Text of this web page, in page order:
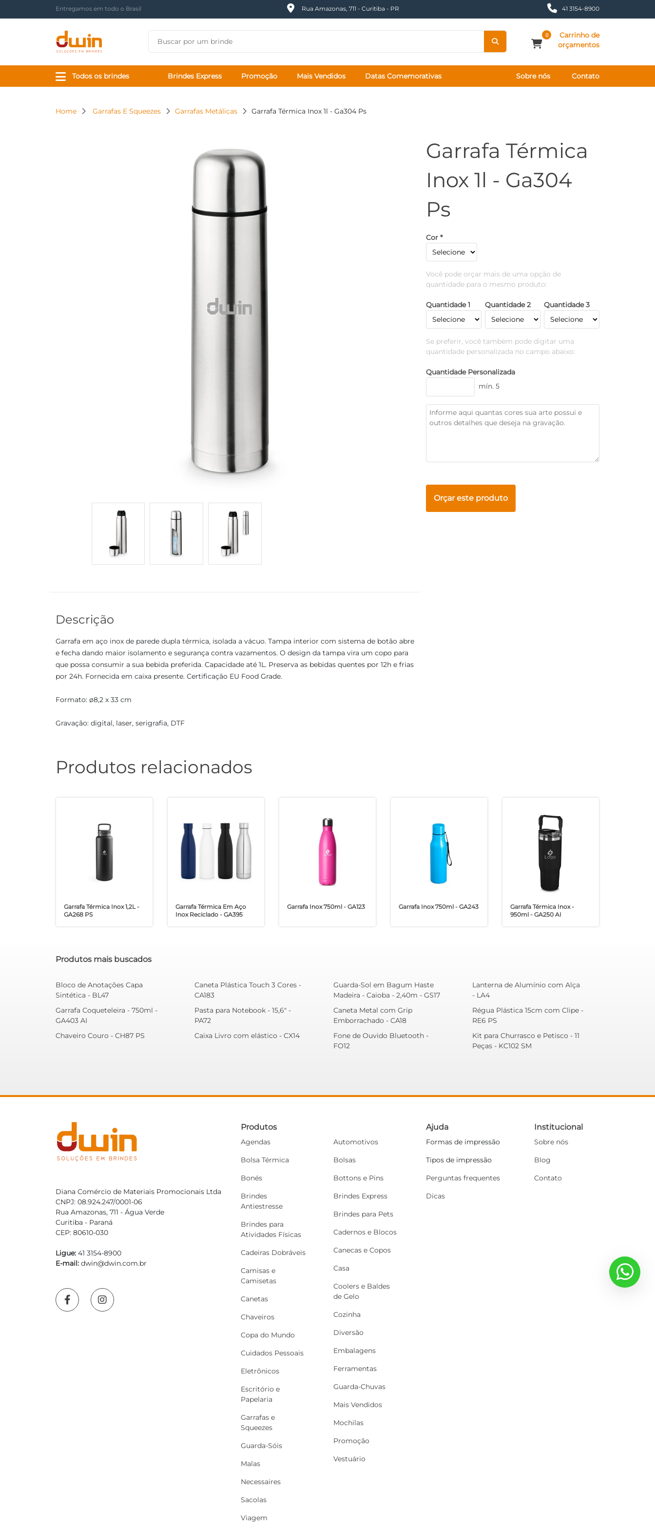
Há mais de 17 anos tornando sua marca presente Rua Amazonas, 711 - Curitiba - PR 41 3154-8900
0
Carrinho de
orçamentos
Todos os brindes Brindes Express Promoção Mais Vendidos Datas Comemorativas Sobre nós Contato
Home Garrafas E Squeezes Garrafas Metálicas Garrafa Térmica Inox 1l - Ga304 Ps
Descrição
Garrafa em aço inox de parede dupla térmica, isolada a vácuo. Tampa interior com sistema de botão abre
e fecha dando maior isolamento e segurança contra vazamentos. O design da tampa vira um copo para
que possa consumir a sua bebida preferida. Capacidade até 1L. Preserva as bebidas quentes por 12h e frias
por 24h. Fornecida em caixa presente. Certificação EU Food Grade.
Formato: ø8,2 x 33 cm
Gravação: digital, laser, serigrafia, DTF
Garrafa Térmica
Inox 1l - Ga304
Ps
Cor *
Você pode orçar mais de uma opção de
quantidade para o mesmo produto:
Quantidade 1 Quantidade 2 Quantidade 3
Se preferir, você também pode digitar uma
quantidade personalizada no campo abaixo:
Quantidade Personalizada
mín. 5
Orçar este produto
Produtos relacionados
Garrafa Térmica Inox 1,2L -
GA268 PS
Garrafa Térmica Em Aço
Inox Reciclado - GA395
Garrafa Inox 750ml - GA123 Garrafa Inox 750ml - GA243
Garrafa Térmica Inox -
950ml - GA250 AI
Produtos mais buscados
Bloco de Anotações Capa
Sintética - BL47
Garrafa Coqueteleira - 750ml -
GA403 AI
Chaveiro Couro - CH87 PS
Caneta Plástica Touch 3 Cores -
CA183
Pasta para Notebook - 15,6" -
PA72
Caixa Livro com elástico - CX14
Guarda-Sol em Bagum Haste
Madeira - Caioba - 2,40m - GS17
Caneta Metal com Grip
Emborrachado - CA18
Fone de Ouvido Bluetooth -
FO12
Lanterna de Alumínio com Alça
- LA4
Régua Plástica 15cm com Clipe -
RE6 PS
Kit para Churrasco e Petisco - 11
Peças - KC102 SM
Diana Comércio de Materiais Promocionais Ltda
CNPJ: 08.924.247/0001-06
Rua Amazonas, 711 - Água Verde
Curitiba - Paraná
CEP: 80610-030
Ligue: 41 3154-8900
E-mail: dwin@dwin.com.br
Produtos
Agendas
Bolsa Térmica
Bonés
Brindes
Antiestresse
Brindes para
Atividades Físicas
Cadeiras Dobráveis
Camisas e
Camisetas
Canetas
Chaveiros
Copa do Mundo
Cuidados Pessoais
Eletrônicos
Escritório e
Papelaria
Garrafas e
Squeezes
Guarda-Sóis
Malas
Necessaires
Sacolas
Viagem
Automotivos
Bolsas
Bottons e Pins
Brindes Express
Brindes para Pets
Cadernos e Blocos
Canecas e Copos
Casa
Coolers e Baldes
de Gelo
Cozinha
Diversão
Embalagens
Ferramentas
Guarda-Chuvas
Mais Vendidos
Mochilas
Promoção
Vestuário
Ajuda
Formas de impressão
Tipos de impressão
Perguntas frequentes
Dicas
Institucional
Sobre nós
Blog
Contato